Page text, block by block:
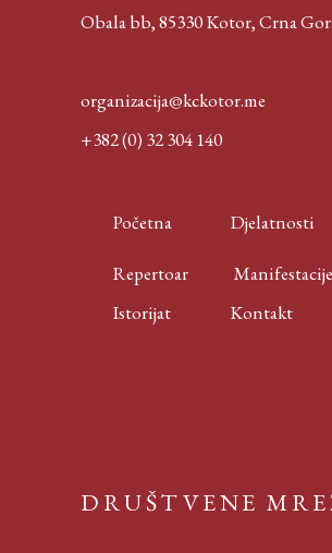
Obala bb, 85330 Kotor,Crna
organizacija@kckotor.me
+382 (0) 32 304 140
Početna Djelatnosti
Repertoar
Manifestacije
Istorijat
Kontakt
DRUŠTVENE